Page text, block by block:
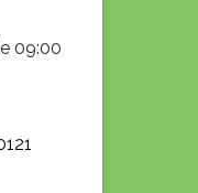
09:00